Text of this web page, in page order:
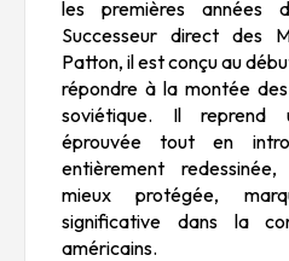
les premières années
Successeur direct des
Patton, il est conçu au
répondre à la montée
soviétique. Il reprend
éprouvée tout en
entièrement
mieux protégée,
significative dans la
américains.